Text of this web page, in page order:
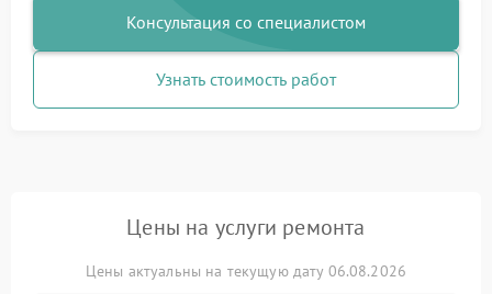
Консультация со специалистом
Узнать стоимость работ
Цены на услуги ремонта
Цены актуальны на текущую дату 06.08.2026